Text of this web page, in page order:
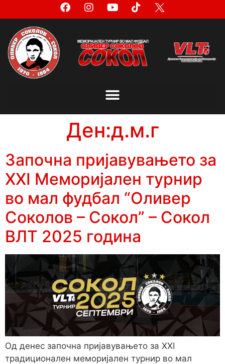
Ден:д.м.г
Започна пријавувањето за
XXI Меморијален турнир
во мал фудбал “Оливер
Соколов – Сокол” – Сокол
ВЛТ 2025 година
Од денес започна пријавувањето за XXI
традиционален меморијален турнир во мал